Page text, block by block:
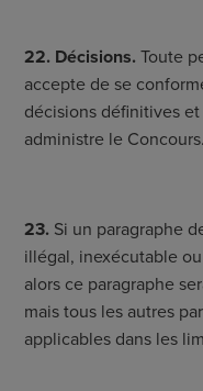
22. Décisions.Toute
accepte de se
décisions définitives et
administre le Concours.
23. Si un paragraphe
illégal, inexécutable
alors ce paragraphe
mais tous les autres
applicables dans les